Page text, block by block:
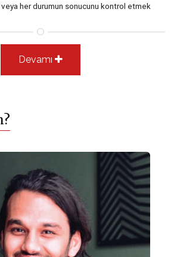
her durumun sonucunu kontrol etmek
hissederiz ve kırılması güç bir
hakkında…
Devamı